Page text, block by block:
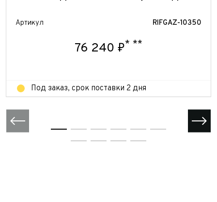
Артикул RIFGAZ-10350
76 240 ₽* **
Под заказ, срок поставки 2 дня